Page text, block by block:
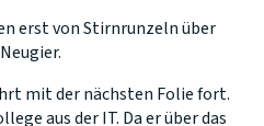
erst von Stirnrunzeln über
mit der nächsten Folie fort.
aus der IT. Da er über das